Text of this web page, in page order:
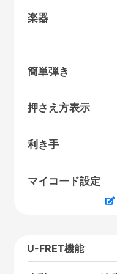
楽器
簡単弾き
押さえ方表示
利き手
マイコード設定
U-FRET機能